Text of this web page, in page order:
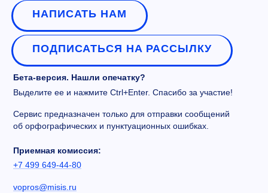
НАПИСАТЬ НАМ
ПОДПИСАТЬСЯ НА РАССЫЛКУ
Бета-версия. Нашли опечатку?
Выделите ее и нажмите Ctrl+Enter. Спасибо за участие!
Сервис предназначен только для отправки сообщений
об орфографических и пунктуационных ошибках.
Приемная комиссия:
+7 499 649-44-80
vopros@misis.ru